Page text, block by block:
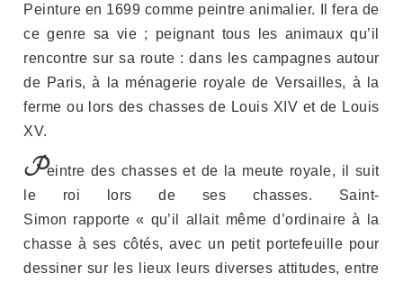
Peinture en 1699 comme peintre animalier. Il fera de
ce genre sa vie ; peignant tous les animaux qu’il
rencontre sur sa route : dans les campagnes autour
de Paris, à la ménagerie royale de Versailles, à la
ferme ou lors des chasses de Louis XIV et de Louis
XV.
Peintre des chasses et de la meute royale, il suit
le roi lors de ses chasses. Saint-
Simon rapporte « qu’il allait même d’ordinaire à la
chasse à ses côtés, avec un petit portefeuille pour
dessiner sur les lieux leurs diverses attitudes, entre